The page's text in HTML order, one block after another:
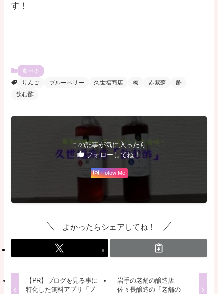
す！
食べる
りんご
ブルーベリー 久世福商店 梅 赤紫蘇
酢
飲む酢
この記事が気に入ったら
フォローしてね！
Follow Me
よかったらシェアしてね！
【PR】ブログを見る事に
特化した無料アプリ「ブ
岩手の老舗の醸造店
佐々長醸造の「老舗の